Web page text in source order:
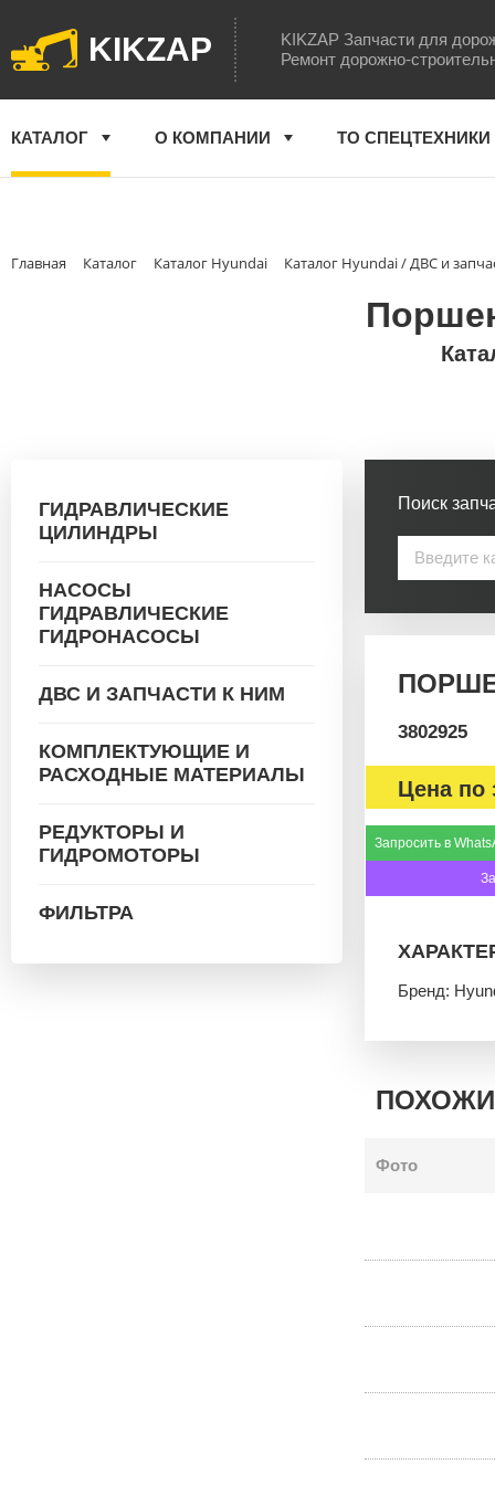
KIKZAP
KIKZAP Запчасти для
Ремонт дорожно-
КАТАЛОГ О КОМПАНИИ ТО СПЕЦТЕХНИКИ
Главная Каталог Каталог Hyundai Каталог Hyundai / ДВС и
ГИДРАВЛИЧЕСКИЕ
ЦИЛИНДРЫ
НАСОСЫ
ГИДРАВЛИЧЕСКИЕ
ГИДРОНАСОСЫ
ДВС И ЗАПЧАСТИ К НИМ
КОМПЛЕКТУЮЩИЕ И
РАСХОДНЫЕ МАТЕРИАЛЫ
РЕДУКТОРЫ И
ГИДРОМОТОРЫ
ФИЛЬТРА
Поиск
3802925
Цена по
Запросить в
Бренд:
Фото